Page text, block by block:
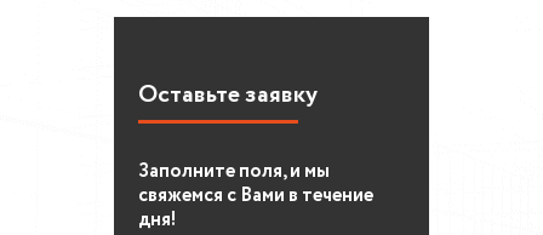
Оставьте заявку
Заполните поля, и мы
свяжемся с Вами в течение
дня!